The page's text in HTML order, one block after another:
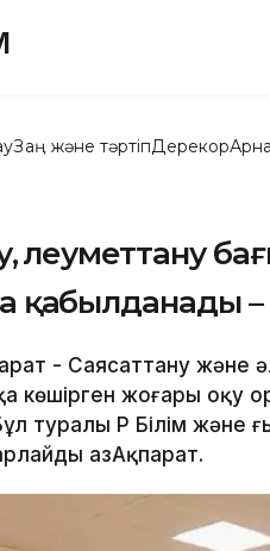
Заң және тәртіпДерекқор
әлеуметтану
қабылданады
- Саясаттану және
көшірген жоғары оқу
туралы ҚР Білім және
ҚазАқпарат.